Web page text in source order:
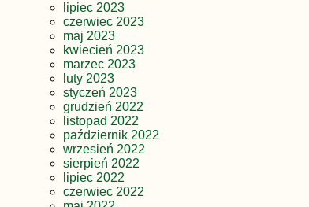
lipiec 2023
czerwiec 2023
maj 2023
kwiecień 2023
marzec 2023
luty 2023
styczeń 2023
grudzień 2022
listopad 2022
październik 2022
wrzesień 2022
sierpień 2022
lipiec 2022
czerwiec 2022